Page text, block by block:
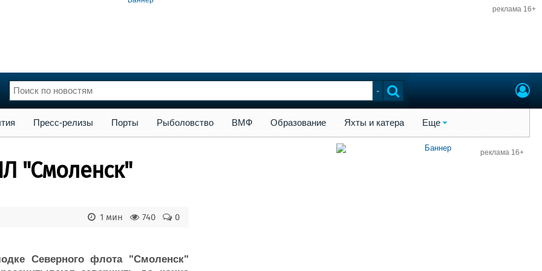
реклама 16+
Флот
Форум
Пресс-релизы Порты Рыболовство ВМФ Образование Яхты и катера Еще
"Смоленск"
0
740
1 мин
Северного флота "Смоленск"
реклама 16+